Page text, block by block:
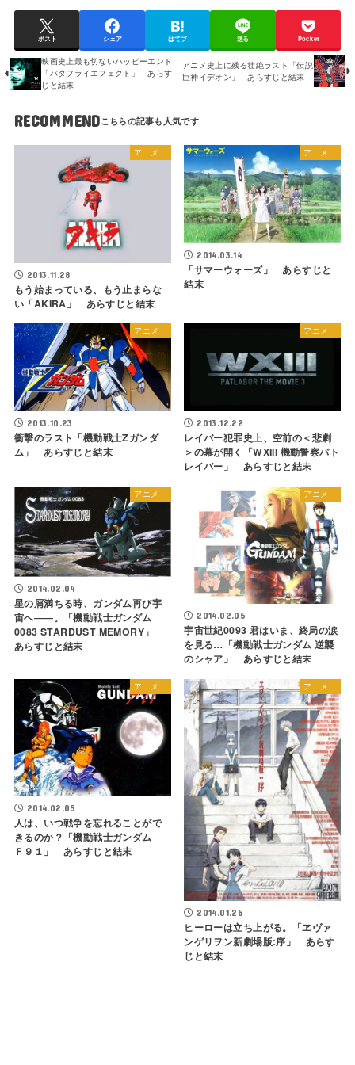
ポスト シェア はてブ 送る Pocket
映画史上最も切ないハッピーエンド
「バタフライエフェクト」 あらす
じと結末
アニメ史上に残る壮絶ラスト「伝説
巨神イデオン」 あらすじと結末
RECOMMEND
アニメ
2013.11.28
もう始まっている、もう止まらな
い「AKIRA」 あらすじと結末
アニメ
2014.03.14
「サマーウォーズ」 あらすじと
結末
アニメ
2013.10.23
衝撃のラスト「機動戦士Ζガンダ
ム」 あらすじと結末
アニメ
2013.12.22
レイバー犯罪史上、空前の＜悲劇
＞の幕が開く「WXIII 機動警察パト
レイバー」 あらすじと結末
アニメ
2014.02.04
星の屑満ちる時、ガンダム再び宇
宙へ――。「機動戦士ガンダム
0083 STARDUST MEMORY」
あらすじと結末
アニメ
2014.02.05
宇宙世紀0093 君はいま、終局の涙
を見る…「機動戦士ガンダム 逆襲
のシャア」 あらすじと結末
アニメ
2014.02.05
人は、いつ戦争を忘れることがで
きるのか？「機動戦士ガンダム
Ｆ９１」 あらすじと結末
アニメ
2014.01.26
ヒーローは立ち上がる。「ヱヴァ
ンゲリヲン新劇場版:序」 あらす
じと結末